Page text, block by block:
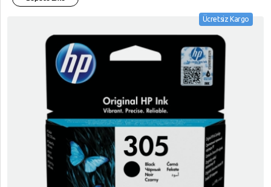
Ücretsiz Kargo